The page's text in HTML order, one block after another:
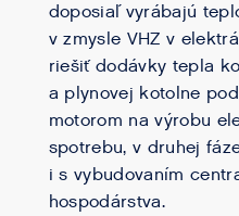
doposiaľ vyrábajú
v zmysle VHZ v
riešiť dodávky tepla
a plynovej kotolne
motorom na výrobu
spotrebu, v druhej
i s vybudovaním
hospodárstva.